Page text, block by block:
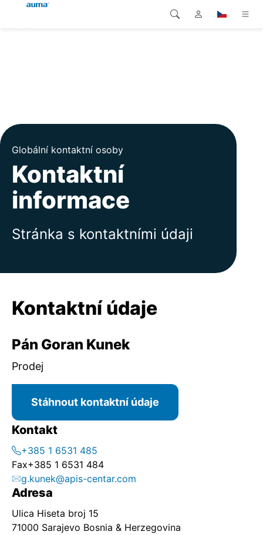
Servis
Společnost
Kontakt
Severní Amerika
Globální kontaktní osoby
Kontaktní
informace
Stránka s kontaktními údaji
Kontaktní údaje
Pán Goran Kunek
Prodej
Stáhnout kontaktní údaje
Kontakt
+385 1 6531 485
Fax+385 1 6531 484
g.kunek@apis-centar.com
Adresa
Ulica Hiseta broj 15
71000 Sarajevo Bosnia & Herzegovina